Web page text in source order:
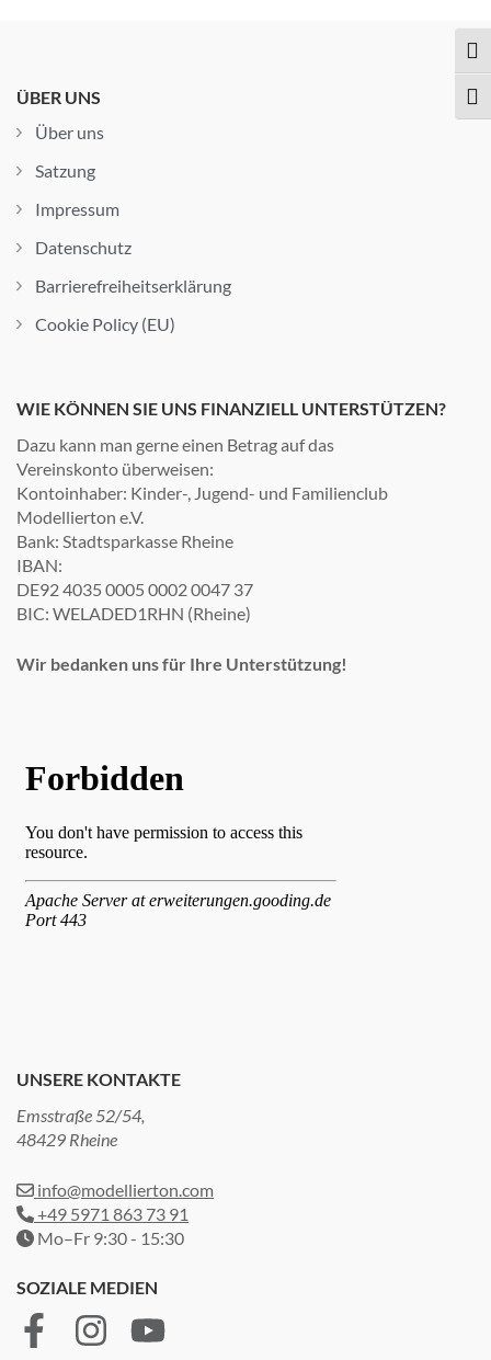
ÜBER UNS
Über uns
Satzung
Impressum
Datenschutz
Barrierefreiheitserklärung
Cookie Policy (EU)
WIE KÖNNEN SIE UNS FINANZIELL UNTERSTÜTZEN?
Dazu kann man gerne einen Betrag auf das
Vereinskonto überweisen:
Kontoinhaber: Kinder-, Jugend- und Familienclub
Modellierton e.V.
Bank: Stadtsparkasse Rheine
IBAN:
DE92 4035 0005 0002 0047 37
BIC: WELADED1RHN (Rheine)
Wir bedanken uns für Ihre Unterstützung!
UNSERE KONTAKTE
Emsstraße 52/54,
48429 Rheine
info@modellierton.com
+49 5971 863 73 91
Mo–Fr 9:30 - 15:30
SOZIALE MEDIEN